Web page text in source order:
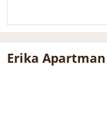
Erika